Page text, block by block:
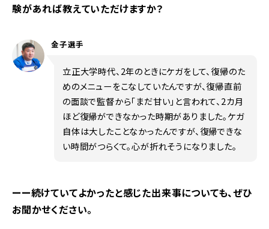
験があれば教えていただけますか？
立正大学時代、2年のときにケガをして、復帰のた
めのメニューをこなしていたんですが、復帰直前
の面談で監督から「まだ甘い」と言われて、2カ月
ほど復帰ができなかった時期がありました。ケガ
自体は大したことなかったんですが、復帰できな
い時間がつらくて。心が折れそうになりました。
金子選手
ーー続けていてよかったと感じた出来事についても、ぜひ
お聞かせください。